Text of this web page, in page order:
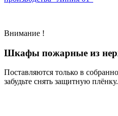
Внимание !
Шкафы пожарные из
Поставляются только в
забудьте снять защитную плёнку.